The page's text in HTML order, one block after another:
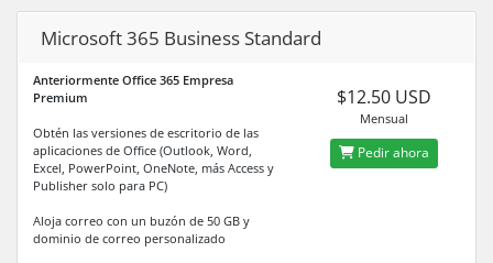
Microsoft 365 Business Standard
Anteriormente Office 365 Empresa
Premium
Obtén las versiones de escritorio de las
aplicaciones de Office (Outlook, Word,
Excel, PowerPoint, OneNote, más Access y
Publisher solo para PC)
Aloja correo con un buzón de 50 GB y
dominio de correo personalizado
$12.50 USD
Mensual
Pedir ahora